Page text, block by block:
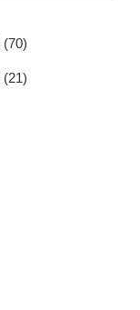
(70)
(21)